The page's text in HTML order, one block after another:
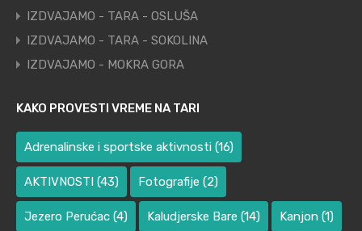
IZDVAJAMO - TARA - OSLUŠA
IZDVAJAMO - TARA - SOKOLINA
IZDVAJAMO - MOKRA GORA
KAKO PROVESTI VREME NA TARI
Adrenalinske i sportske aktivnosti (16)
AKTIVNOSTI (43) Fotografije (2)
Jezero Perućac (4) Kaludjerske Bare (14) Kanjon (1)